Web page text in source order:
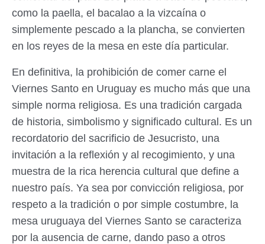
como la paella, el bacalao a la vizcaína o
simplemente pescado a la plancha, se convierten
en los reyes de la mesa en este día particular.
En definitiva, la prohibición de comer carne el
Viernes Santo en Uruguay es mucho más que una
simple norma religiosa. Es una tradición cargada
de historia, simbolismo y significado cultural. Es un
recordatorio del sacrificio de Jesucristo, una
invitación a la reflexión y al recogimiento, y una
muestra de la rica herencia cultural que define a
nuestro país. Ya sea por convicción religiosa, por
respeto a la tradición o por simple costumbre, la
mesa uruguaya del Viernes Santo se caracteriza
por la ausencia de carne, dando paso a otros